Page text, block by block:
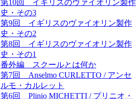
第10回 イギリスのヴァイオリン製作
史・その3
第9回 イギリスのヴァイオリン製作
史・その2
第8回 イギリスのヴァイオリン製作
史・その1
番外編 スクールとは何か
第7回 Anselmo CURLETTO / アンセ
ルモ・カルレット
第6回 Plinio MICHETTI / プリニオ・